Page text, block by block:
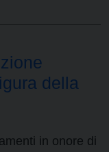
della
in onore di